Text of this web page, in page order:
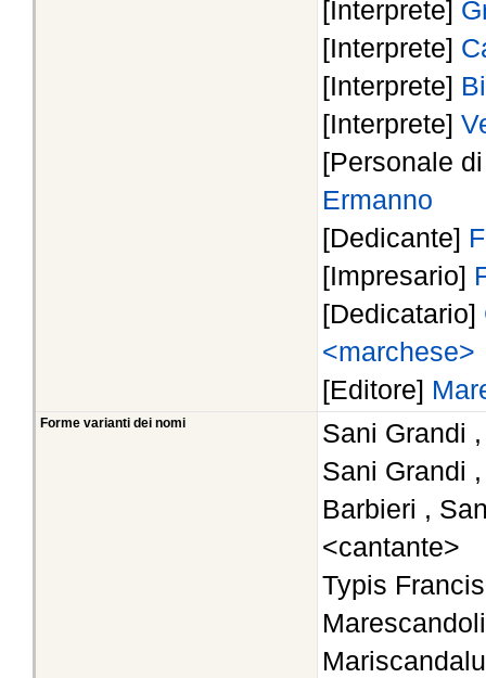
[Interprete]
[Interprete]
[Interprete]
[Interprete]
[Personale
Ermanno
[Dedicante]
[Impresario]
[Dedicatario]
<marchese>
[Editore]
Forme varianti dei nomi
Sani Grandi
Sani Grandi
Barbieri ,
<cantante>
Typis